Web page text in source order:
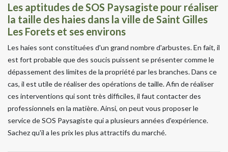
Les aptitudes de SOS Paysagiste pour réaliser
la taille des haies dans la ville de Saint Gilles
Les Forets et ses environs
Les haies sont constituées d'un grand nombre d'arbustes. En fait, il
est fort probable que des soucis puissent se présenter comme le
dépassement des limites de la propriété par les branches. Dans ce
cas, il est utile de réaliser des opérations de taille. Afin de réaliser
ces interventions qui sont très difficiles, il faut contacter des
professionnels en la matière. Ainsi, on peut vous proposer le
service de SOS Paysagiste qui a plusieurs années d'expérience.
Sachez qu'il a les prix les plus attractifs du marché.